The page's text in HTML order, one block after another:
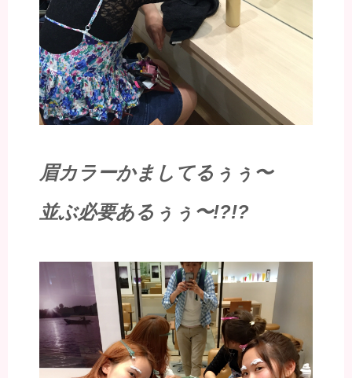
眉カラーかましてるぅぅ〜
並ぶ必要あるぅぅ〜!?!?